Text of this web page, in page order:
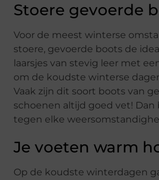
Stoere gevoerde
Voor de meest winterse
stoere, gevoerde boots de
laarsjes van stevig leer met
om de koudste winterse
Vaak zijn dit soort boots van
schoenen altijd goed vet! Dan
tegen elke
Je voeten warm
Op de koudste winterdagen